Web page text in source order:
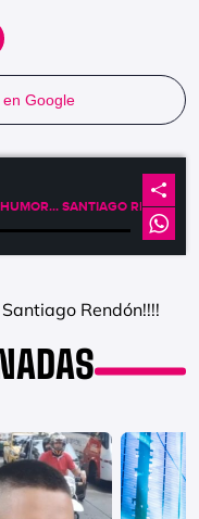
Google
SANTIAGO RENDÓN!!!!
Rendón!!!!